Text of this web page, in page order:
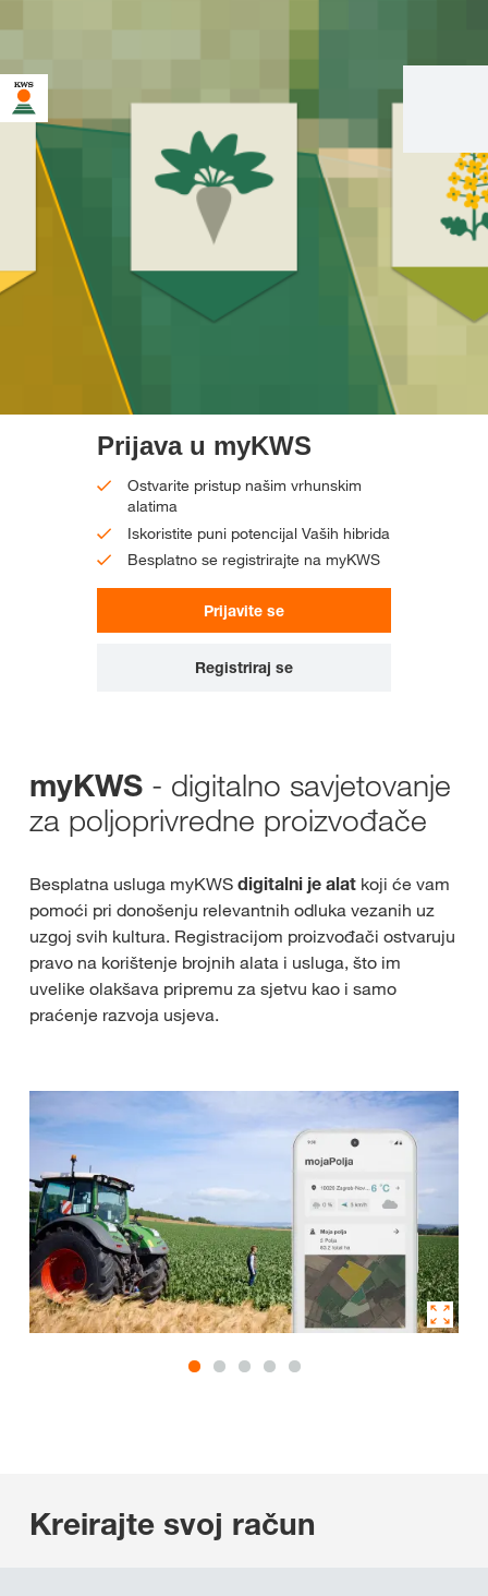
Prijava u myKWS
Ostvarite pristup našim vrhunskim
alatima
Iskoristite puni potencijal Vaših hibrida
Besplatno se registrirajte na myKWS
Prijavite se
Registriraj se
myKWS - digitalno savjetovanje
za poljoprivredne proizvođače
Besplatna usluga myKWS digitalni je alat koji će vam
pomoći pri donošenju relevantnih odluka vezanih uz
uzgoj svih kultura. Registracijom proizvođači ostvaruju
pravo na korištenje brojnih alata i usluga, što im
uvelike olakšava pripremu za sjetvu kao i samo
praćenje razvoja usjeva.
Kreirajte svoj račun